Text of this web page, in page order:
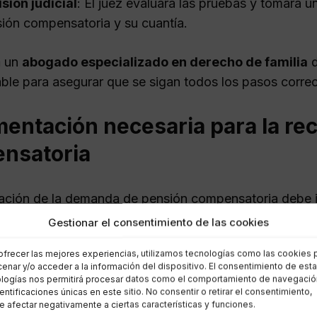
Gestionar el consentimiento de las cookies
las mejores experiencias, utilizamos tecnologías como las cookies
y/o acceder a la información del dispositivo. El consentimiento de
nos permitirá procesar datos como el comportamiento de
únicas en este sitio. No consentir o retirar el consentimiento,
afectar negativamente a ciertas características y funciones.
judicial: El juez evaluará las pruebas y tomará
compensatoria y su cuantía.
un abogado especializado en derecho de familia
para asegurar que se sigan todos los pasos
necesaria para la
de la demanda de pensión compensatoria
solicitud. Algunos de los documentos que se suelen
de matrimonio o convivencia.
que demuestren eldesequilibrio económico,